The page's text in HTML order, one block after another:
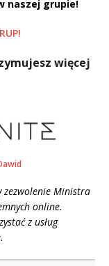
naszej grupie!
więcej
zezwolenie Ministra
online.
z usług